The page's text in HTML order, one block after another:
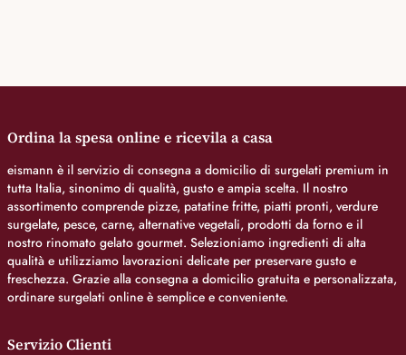
Ordina la spesa online e ricevila a casa
eismann è il servizio di consegna a domicilio di surgelati premium in
tutta Italia, sinonimo di qualità, gusto e ampia scelta. Il nostro
assortimento comprende pizze, patatine fritte, piatti pronti, verdure
surgelate, pesce, carne, alternative vegetali, prodotti da forno e il
nostro rinomato gelato gourmet. Selezioniamo ingredienti di alta
qualità e utilizziamo lavorazioni delicate per preservare gusto e
freschezza. Grazie alla consegna a domicilio gratuita e personalizzata,
ordinare surgelati online è semplice e conveniente.
Servizio Clienti